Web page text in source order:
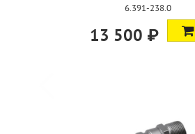
6.391-238.0
13 500 ₽